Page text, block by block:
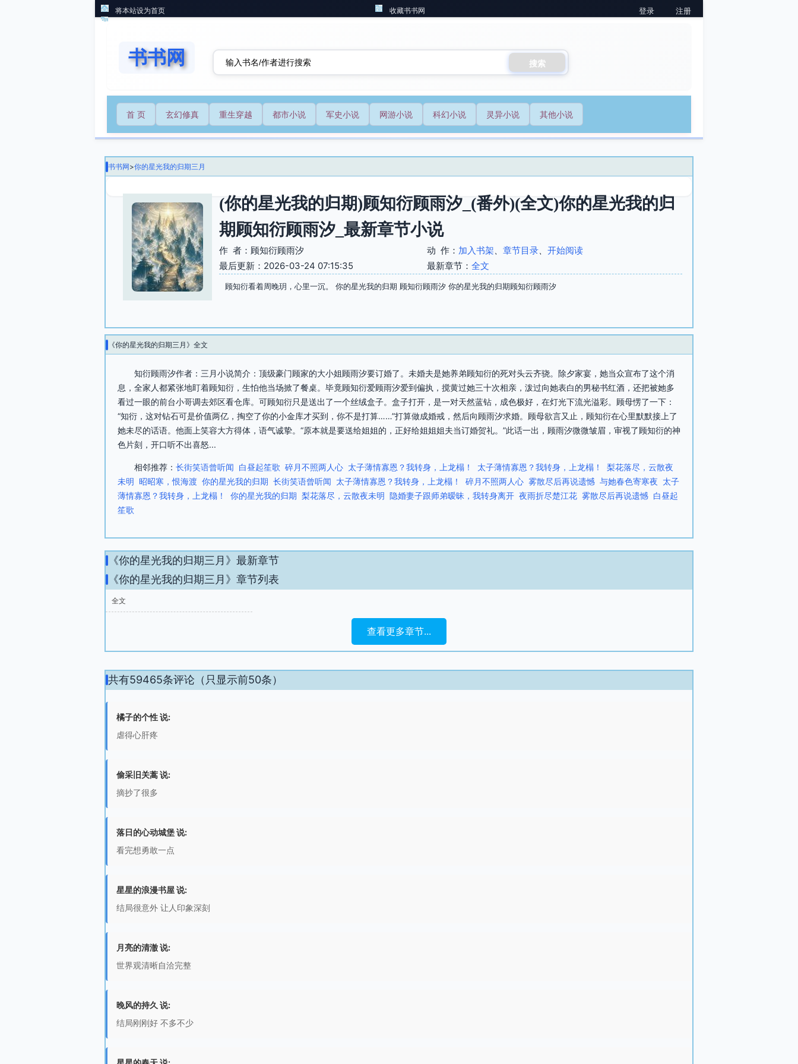
将本站设为首页 收藏书书网 登录 注册
书书网 搜索
首 页 玄幻修真 重生穿越 都市小说 军史小说 网游小说 科幻小说 灵异小说 其他小说
书书网>你的星光我的归期三月
(你的星光我的归期)顾知衍顾雨汐_(番外)(全文)你的星光我的归
期顾知衍顾雨汐_最新章节小说
作 者：顾知衍顾雨汐 动 作： 加入书架、 章节目录、 开始阅读
最后更新：2026-03-24 07:15:35
最新章节： 全文
顾知衍看着周晚玥，心里一沉。 你的星光我的归期 顾知衍顾雨汐 你的星光我的归期顾知衍顾雨汐
《你的星光我的归期三月》全文
知衍顾雨汐作者：三月小说简介：顶级豪门顾家的大小姐顾雨汐要订婚了。未婚夫是她养弟顾知衍的死对头云齐骁。除夕家宴，她当众宣布了这个消
息，全家人都紧张地盯着顾知衍，生怕他当场掀了餐桌。毕竟顾知衍爱顾雨汐爱到偏执，搅黄过她三十次相亲，泼过向她表白的男秘书红酒，还把被她多
看过一眼的前台小哥调去郊区看仓库。可顾知衍只是送出了一个丝绒盒子。盒子打开，是一对天然蓝钻，成色极好，在灯光下流光溢彩。顾母愣了一下：
“知衍，这对钻石可是价值两亿，掏空了你的小金库才买到，你不是打算……”打算做成婚戒，然后向顾雨汐求婚。顾母欲言又止，顾知衍在心里默默接上了
她未尽的话语。他面上笑容大方得体，语气诚挚。“原本就是要送给姐姐的，正好给姐姐姐夫当订婚贺礼。”此话一出，顾雨汐微微皱眉，审视了顾知衍的神
色片刻，开口听不出喜怒...
相邻推荐： 长街笑语曾听闻 白昼起笙歌 碎月不照两人心 太子薄情寡恩？我转身，上龙榻！ 太子薄情寡恩？我转身，上龙榻！
梨花落尽，云散夜
未明 昭昭寒，恨海渡 你的星光我的归期 长街笑语曾听闻 太子薄情寡恩？我转身，上龙榻！ 碎月不照两人心 雾散尽后再说遗憾 与她春色寄寒夜 太子
薄情寡恩？我转身，上龙榻！
你的星光我的归期 梨花落尽，云散夜未明 隐婚妻子跟师弟暧昧，我转身离开 夜雨折尽楚江花 雾散尽后再说遗憾 白昼起
笙歌
《你的星光我的归期三月》最新章节
《你的星光我的归期三月》章节列表
全文
查看更多章节...
共有59465条评论（只显示前50条）
橘子的个性 说:
虐得心肝疼
偷采旧关蒿 说:
摘抄了很多
落日的心动城堡 说:
看完想勇敢一点
星星的浪漫书屋 说:
结局很意外 让人印象深刻
月亮的清澈 说:
世界观清晰自洽完整
晚风的持久 说:
结局刚刚好 不多不少